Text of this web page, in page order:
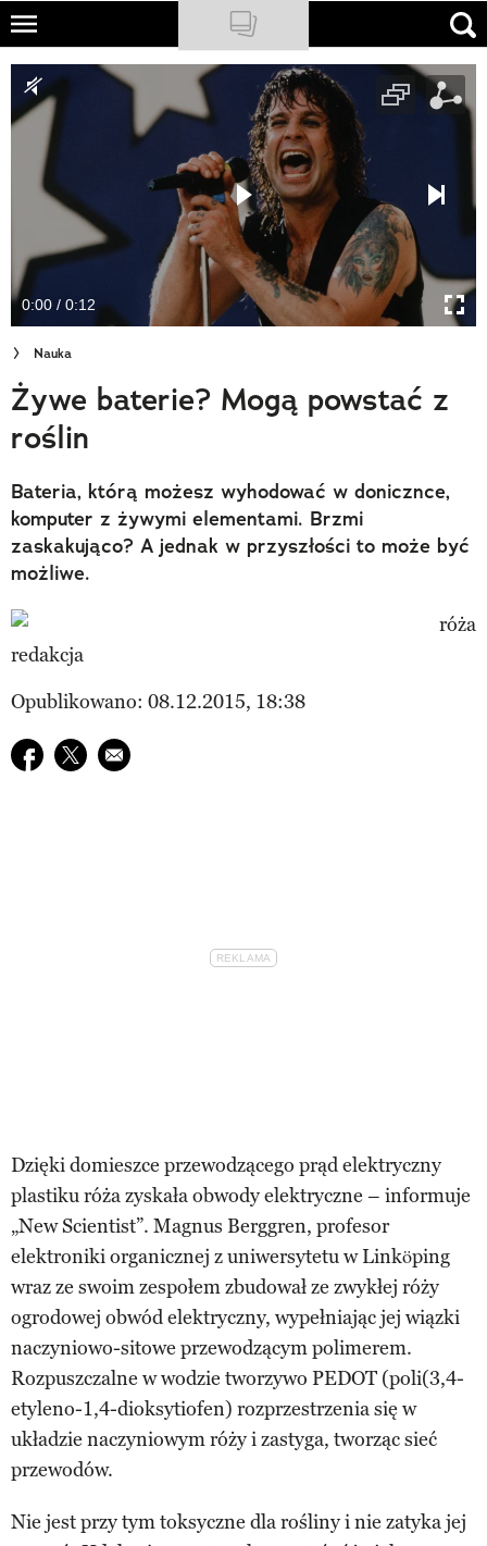
Skip
main
content
NATIONAL GEOGRAPHIC
TRAVELER
PODCASTY
Newsletter
Cuda Polski
Wielki Konkurs Fotograficzny
Trendbook Podróżniczy
Polecane
0:00 / 0:12
Nauka
Żywe baterie? Mogą powstać z
roślin
Bateria, którą możesz wyhodować w donicznce,
komputer z żywymi elementami. Brzmi
zaskakująco? A jednak w przyszłości to może być
możliwe.
redakcja
Opublikowano: 08.12.2015, 18:38
Udostępnij na facebook
Udostępnij na twitter
E-mail do przyjaciela
Dzięki domieszce przewodzącego prąd elektryczny
plastiku róża zyskała obwody elektryczne – informuje
„New Scientist”. Magnus Berggren, profesor
elektroniki organicznej z uniwersytetu w Linköping
wraz ze swoim zespołem zbudował ze zwykłej róży
ogrodowej obwód elektryczny, wypełniając jej wiązki
naczyniowo-sitowe przewodzącym polimerem.
Rozpuszczalne w wodzie tworzywo PEDOT (poli(3,4-
etyleno-1,4-dioksytiofen) rozprzestrzenia się w
układzie naczyniowym róży i zastyga, tworząc sieć
przewodów.
Nie jest przy tym toksyczne dla rośliny i nie zatyka jej